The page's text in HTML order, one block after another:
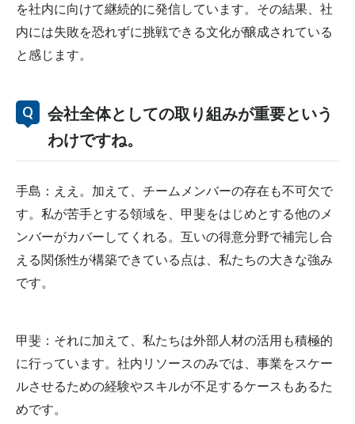
を社内に向けて継続的に発信しています。その結果、社
内には失敗を恐れずに挑戦できる文化が醸成されている
と感じます。
会社全体としての取り組みが重要という
わけですね。
手島：ええ。加えて、チームメンバーの存在も不可欠で
す。私が苦手とする領域を、甲斐をはじめとする他のメ
ンバーがカバーしてくれる。互いの得意分野で補完し合
える関係性が構築できている点は、私たちの大きな強み
です。
甲斐：それに加えて、私たちは外部人材の活用も積極的
に行っています。社内リソースのみでは、事業をスケー
ルさせるための経験やスキルが不足するケースもあるた
めです。